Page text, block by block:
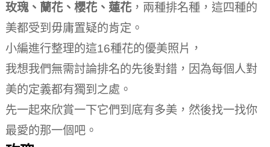
玫瑰、蘭花、櫻花、蓮花 ，兩種排名種，這四種的
美都受到毋庸置疑的肯定。
小編進行整理的這16種花的優美照片，
我想我們無需討論排名的先後對錯，因為每個人對
美的定義都有獨到之處。
先一起來欣賞一下它們到底有多美，然後找一找你
最愛的那一個吧。